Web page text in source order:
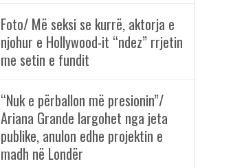
Foto/ Më seksi se kurrë, aktorja e
njohur e Hollywood-it “ndez” rrjetin
me setin e fundit
“Nuk e përballon më presionin”/
Ariana Grande largohet nga jeta
publike, anulon edhe projektin e
madh në Londër